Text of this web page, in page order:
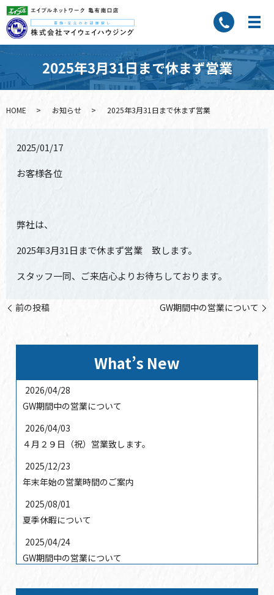
2025年3月31日まで休まず営業
HOME お知らせ 2025年3月31日まで休まず営業
2025/01/17
お客様各位
弊社は、
2025年3月31日まで休まず営業 致します。
スタッフ一同、ご来店心よりお待ちしております。
前の投稿 GW期間中の営業について
What’s New
2026/04/28
GW期間中の営業について
2026/04/03
４月２９日（祝）営業致します。
2025/12/23
年末年始の営業時間のご案内
2025/08/01
夏季休暇について
2025/04/24
GW期間中の営業について